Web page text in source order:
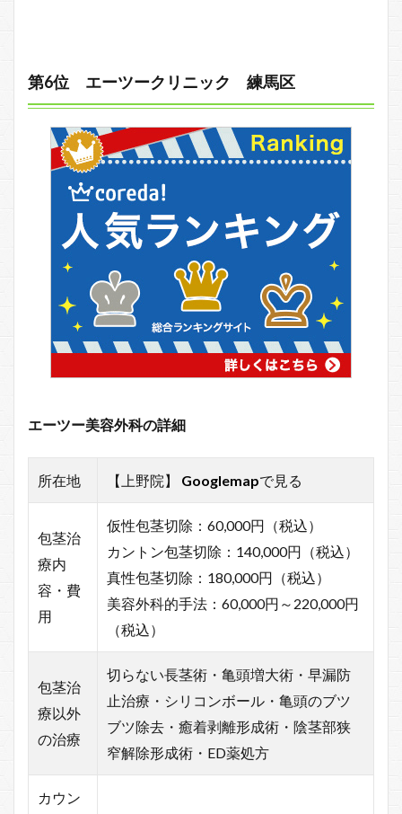
第6位 エーツークリニック 練馬区
エーツー美容外科の詳細
所在地 【上野院】 Googlemapで見る
包茎治
療内
容・費
用
仮性包茎切除：60,000円（税込）
カントン包茎切除：140,000円（税込）
真性包茎切除：180,000円（税込）
美容外科的手法：60,000円～220,000円
（税込）
包茎治
療以外
の治療
切らない長茎術・亀頭増大術・早漏防
止治療・シリコンボール・亀頭のブツ
ブツ除去・癒着剥離形成術・陰茎部狭
窄解除形成術・ED薬処方
カウン